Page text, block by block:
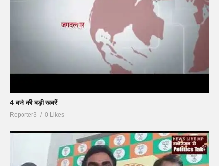
4 बजे की बड़ी खबरें
Reporter3 0 Likes